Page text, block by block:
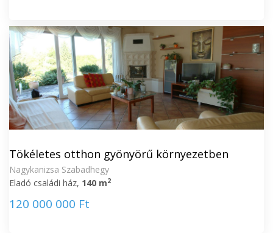
Tökéletes otthon gyönyörű környezetben
Nagykanizsa Szabadhegy
Eladó családi ház, 140 m2
120 000 000 Ft